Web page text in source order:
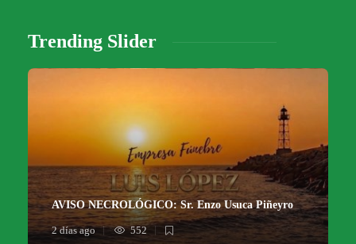
Trending Slider
AVISO NECROLÓGICO: Sr. Enzo Usuca Piñeyro
2 días ago 552